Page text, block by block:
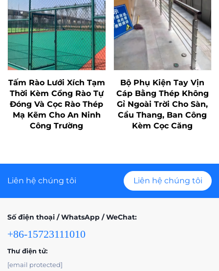
Tấm Rào Lưới Xích Tạm
Thời Kèm Cổng Rào Tự
Đóng Và Cọc Rào Thép
Mạ Kẽm Cho An Ninh
Công Trường
Bộ Phụ Kiện Tay Vịn
Cáp Bằng Thép Không
Gỉ Ngoài Trời Cho Sàn,
Cầu Thang, Ban Công
Kèm Cọc Căng
Liên hệ chúng tôi Liên hệ chúng tôi
Số điện thoại / WhatsApp / WeChat:
+86-15723111010
Thư điện tử:
[email protected]